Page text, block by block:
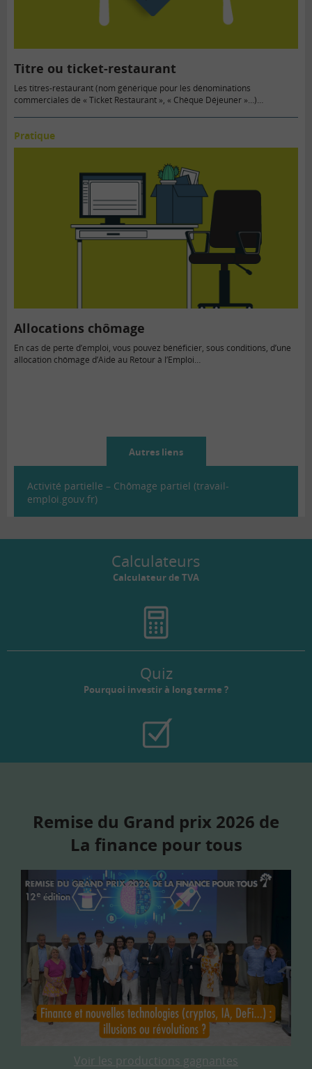
Titre ou ticket-restaurant
Les titres-restaurant (nom générique pour les dénominations
commerciales de « Ticket Restaurant », « Chèque Déjeuner »…)
Pratique
Allocations chômage
En cas de perte d’emploi, vous pouvez bénéficier, sous conditions, d’une
allocation chômage d’Aide au Retour à l’Emploi…
Autres liens
Activité partielle – Chômage partiel (travail-
emploi.gouv.fr)
Calculateurs
Calculateur de TVA
Quiz
Pourquoi investir à long terme ?
Remise du Grand prix 2026 de
La finance pour tous
Voir les productions gagnantes